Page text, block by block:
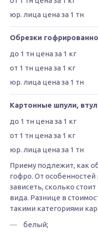
Обрезки
Картонные шпули,
Приему подлежит, как
гофро. От
зависеть, сколько
вида. Разнице в
такими категориями
белый;